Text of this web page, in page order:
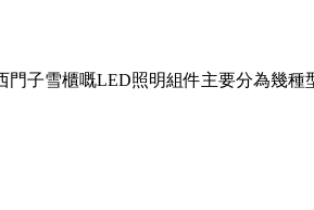
子雪櫃嘅LED照明組件主要分為幾種